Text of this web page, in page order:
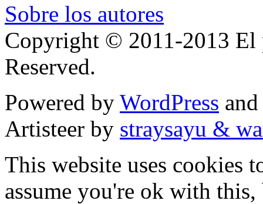
Sobre los autores
Copyright © 2011-2013 El
Reserved.
Powered by WordPress and
Artisteer by straysayu &
This website uses cookies
assume you're ok with